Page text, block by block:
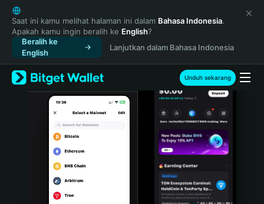
English
日本語
Tiếng Việt
Русский
Español (Latinoamérica)
Türkçe
Italiano
Português (Portugal)
Bahasa Indonesia
Saat ini kamu melihat halaman ini dalam Bahasa Indonesia.
Apakah kamu ingin beralih ke English?
Beralih ke
English
Lanjutkan dalam Bahasa Indonesia
Unduh sekarang